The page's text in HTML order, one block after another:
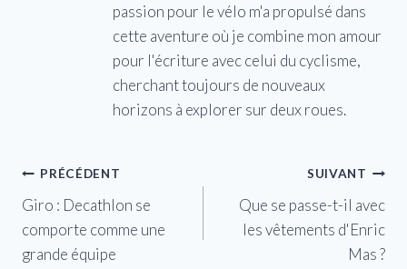
passion pour le vélo m'a propulsé dans
cette aventure où je combine mon amour
pour l'écriture avec celui du cyclisme,
cherchant toujours de nouveaux
horizons à explorer sur deux roues.
Navigation
de
l’article
PRÉCÉDENT
Giro : Decathlon se
comporte comme une
grande équipe
SUIVANT
Que se passe-t-il avec
les vêtements d'Enric
Mas ?